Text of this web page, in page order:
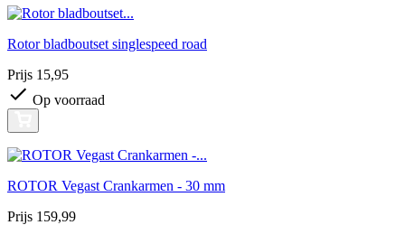
Rotor bladboutset singlespeed road
Prijs 15,95
Op voorraad
ROTOR Vegast Crankarmen - 30 mm
Prijs 159,99